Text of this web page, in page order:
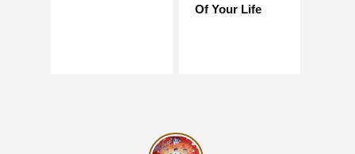
Of Your Life